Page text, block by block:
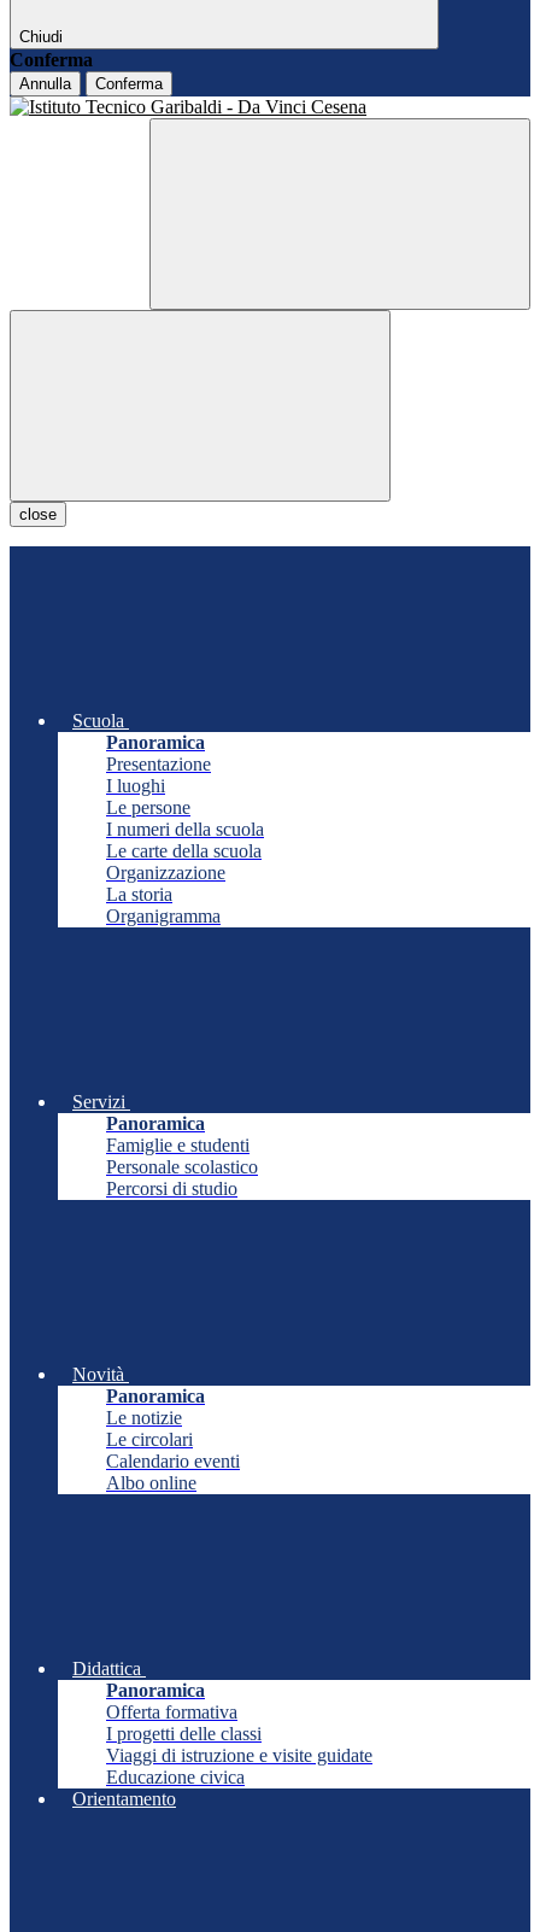
Chiudi
Conferma
Annulla Conferma
close
Scuola
Panoramica
Presentazione
I luoghi
Le persone
I numeri della scuola
Le carte della scuola
Organizzazione
La storia
Organigramma
Servizi
Panoramica
Famiglie e studenti
Personale scolastico
Percorsi di studio
Novità
Panoramica
Le notizie
Le circolari
Calendario eventi
Albo online
Didattica
Panoramica
Offerta formativa
I progetti delle classi
Viaggi di istruzione e visite guidate
Educazione civica
Orientamento